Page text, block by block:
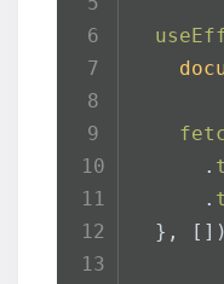
      .
      .
},